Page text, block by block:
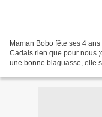
Maman Bobo fête ses 4
Cadals rien que pour nous
une bonne blaguasse, elle